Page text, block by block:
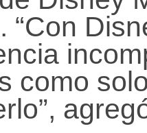
“Con
como